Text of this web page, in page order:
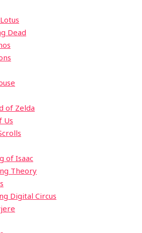
Dead
of Zelda
Us
of Isaac
Theory
Digital Circus